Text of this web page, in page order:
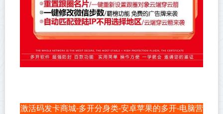
激活码发卡商城-多开分身类-安卓苹果的多开-电脑营